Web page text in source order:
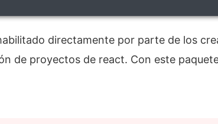
directamente por parte de los
de proyectos de react. Con este